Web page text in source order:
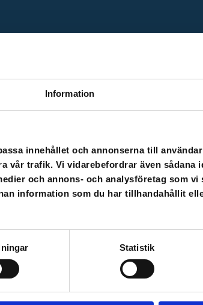
Information
innehållet och annonserna till
vår trafik. Vi vidarebefordrar även sådana
och annons- och analysföretag som vi
information som du har tillhandahållit
Statistik
och
: Merkur
Varför byggde ni
– Därför att vi såg att behovet
genom digitalisering är enormt.
utbildaren. De flesta utgår ifrån
efter det. Cloocast utgår helt
blended learning. Med alla
tjänst, skala upp, tjäna mer